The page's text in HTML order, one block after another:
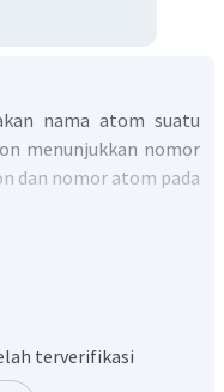
nama atom suatu
menunjukkan nomor
dan nomor atom pada
terverifikasi